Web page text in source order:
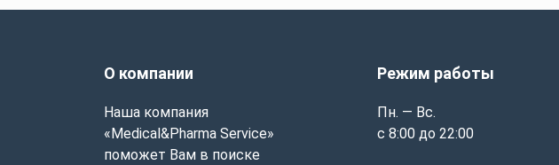
О компании
Наша компания
«Medical&Pharma Service»
поможет Вам в поиске
Режим работы
Пн. — Вс.
с 8:00 до 22:00